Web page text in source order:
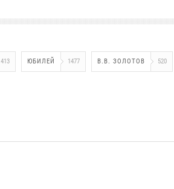
413 ЮБИЛЕЙ 1477 В.В. ЗОЛОТОВ 520